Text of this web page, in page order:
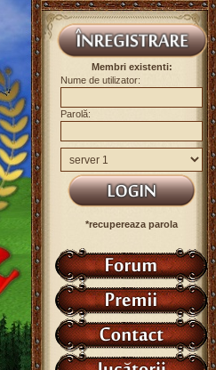
Membri existenti:
Nume de utilizator:
Parolă:
*recupereaza parola